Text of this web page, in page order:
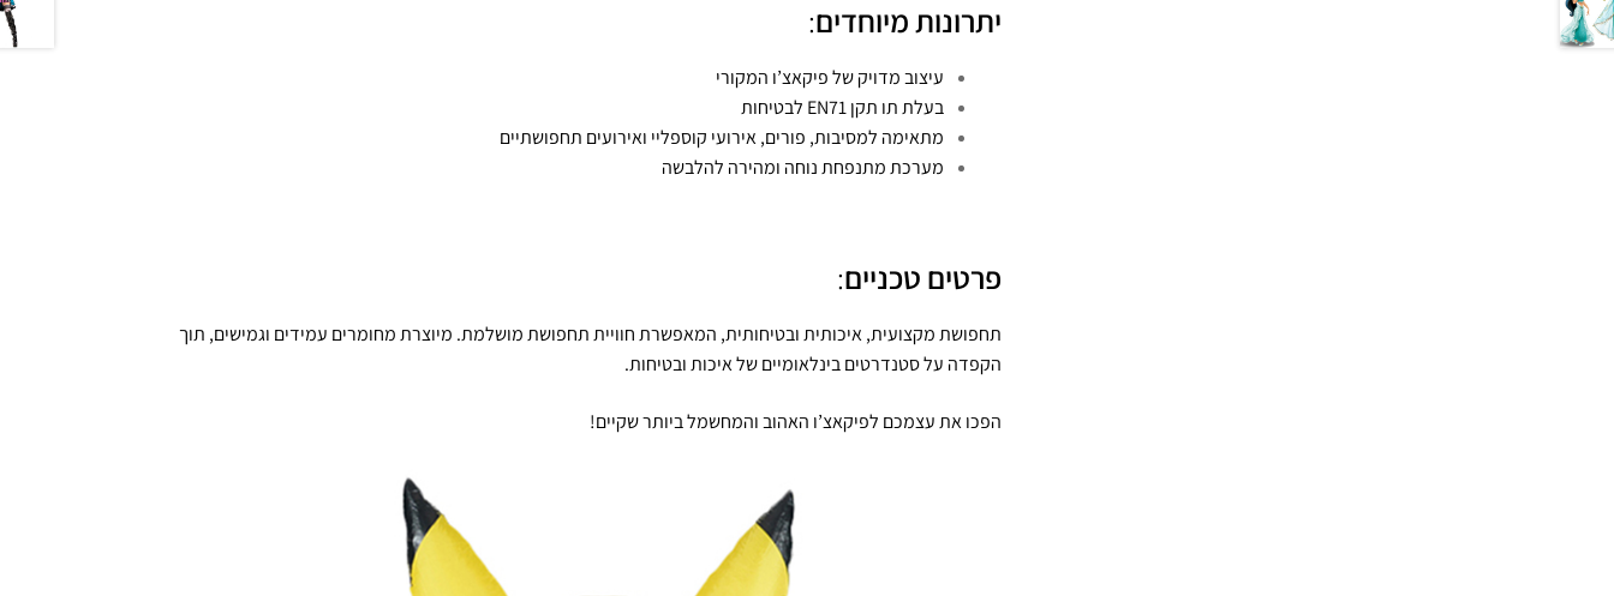
יתרונות מיוחדים:
עיצוב מדויק של פיקאצ’ו המקורי
בעלת תו תקן EN71 לבטיחות
מתאימה למסיבות, פורים, אירועי קוספליי ואירועים תחפושתיים
מערכת מתנפחת נוחה ומהירה להלבשה
פרטים טכניים:
תחפושת מקצועית, איכותית ובטיחותית, המאפשרת חוויית תחפושת מושלמת. מיוצרת מחומרים עמידים וגמישים, תוך
הקפדה על סטנדרטים בינלאומיים של איכות ובטיחות.
הפכו את עצמכם לפיקאצ’ו האהוב והמחשמל ביותר שקיים!